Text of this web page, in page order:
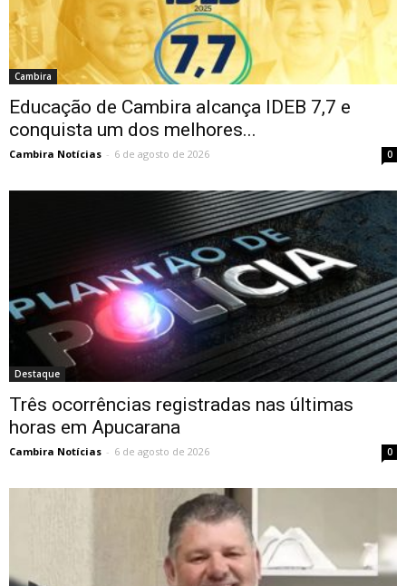
Cambira
Educação de Cambira alcança IDEB 7,7 e
conquista um dos melhores...
Cambira Notícias - 6 de agosto de 2026 0
Destaque
Três ocorrências registradas nas últimas
horas em Apucarana
Cambira Notícias - 6 de agosto de 2026 0